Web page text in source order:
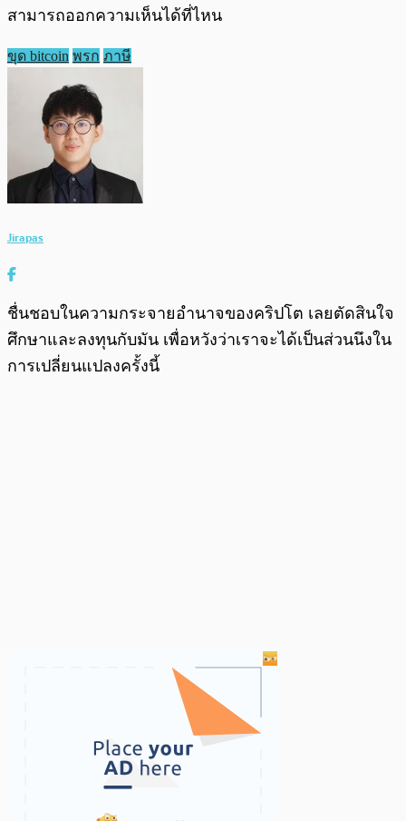
สามารถออกความเห็นได้ที่ไหน
ขุด bitcoin พรก ภาษี
Jirapas
ชื่นชอบในความกระจายอำนาจของคริปโต เลยตัดสินใจ
ศึกษาและลงทุนกับมัน เพื่อหวังว่าเราจะได้เป็นส่วนนึงใน
การเปลี่ยนแปลงครั้งนี้